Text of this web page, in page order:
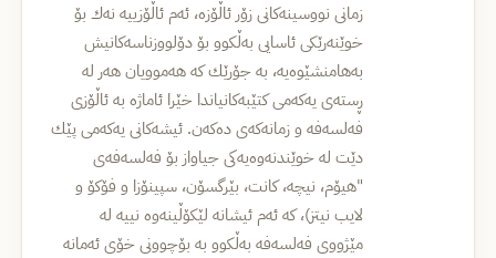
زمانی نووسینه‌كانی زۆر ئاڵۆزه‌‌، ئه‌م ئاڵۆزییه‌ نه‌ك بۆ
خوێنه‌رێكی ئاسایی به‌ڵكوو بۆ دۆلووزناسه‌كانیش
به‌هامنشێوه‌یه،‌ به‌ جۆرێك كه‌ هه‌موویان هه‌ر له‌
ڕسته‌ی یه‌كه‌می كتێبه‌كانیاندا خێرا ئاماژه‌ به‌ ئاڵۆزی
فه‌لسه‌فه‌ و زمانه‌كه‌ی ده‌كه‌ن. ئیشه‌كانی یه‌كه‌می‌ پێك
دێت له‌ خوێندنه‌وه‌یه‌كی جیاواز بۆ فه‌لسه‌فه‌ی
"هیۆم، نیچه‌، كانت، بێرگسۆن، سپینۆزا و فۆكۆ و
لایب نیتز)، كه‌ ئه‌م ئیشانه‌ لێكۆڵینه‌وه‌ نییه‌ له‌
مێژووی فه‌لسه‌فه‌ به‌ڵكوو به‌ بۆچوونی خۆی ئه‌مانه‌